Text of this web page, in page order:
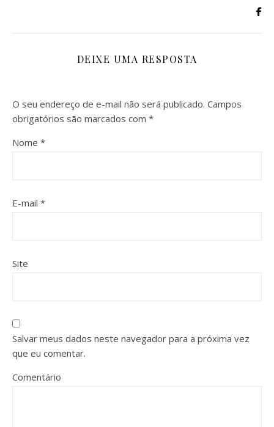
DEIXE UMA RESPOSTA
O seu endereço de e-mail não será publicado. Campos
obrigatórios são marcados com *
Nome *
E-mail *
Site
Salvar meus dados neste navegador para a próxima vez
que eu comentar.
Comentário